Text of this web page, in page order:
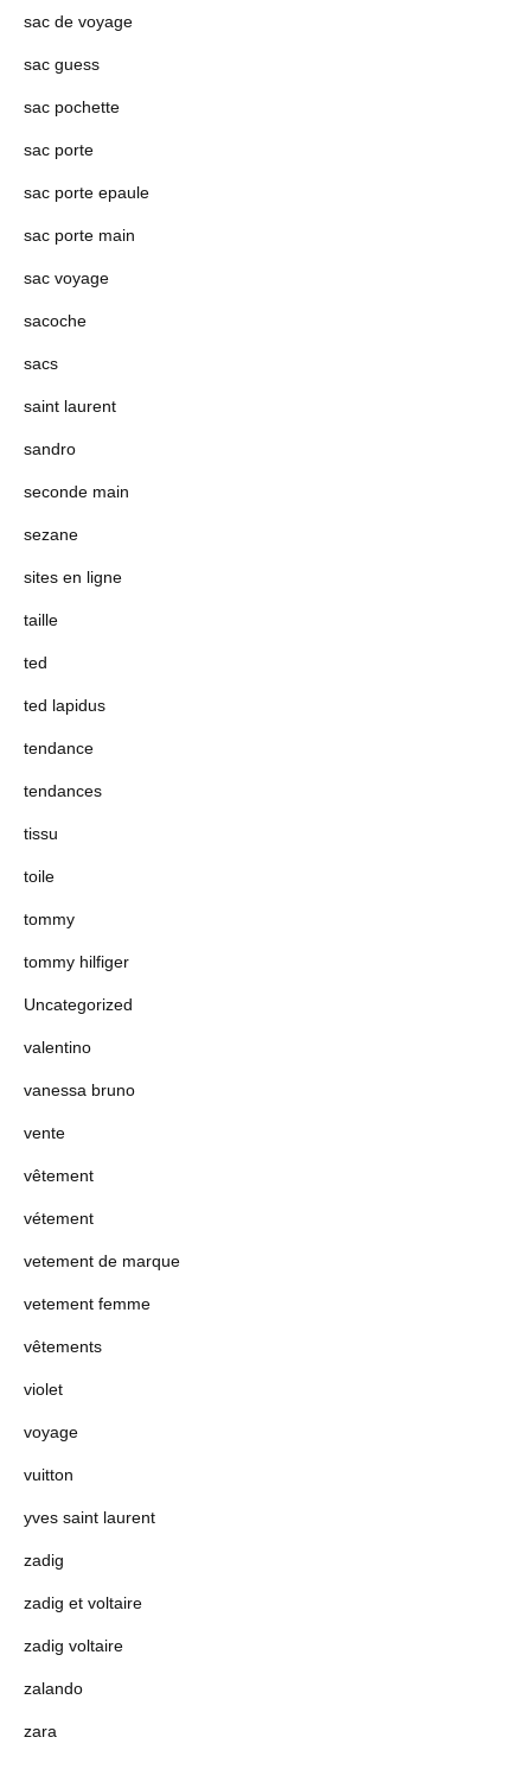
sac de voyage
sac guess
sac pochette
sac porte
sac porte epaule
sac porte main
sac voyage
sacoche
sacs
saint laurent
sandro
seconde main
sezane
sites en ligne
taille
ted
ted lapidus
tendance
tendances
tissu
toile
tommy
tommy hilfiger
Uncategorized
valentino
vanessa bruno
vente
vêtement
vétement
vetement de marque
vetement femme
vêtements
violet
voyage
vuitton
yves saint laurent
zadig
zadig et voltaire
zadig voltaire
zalando
zara